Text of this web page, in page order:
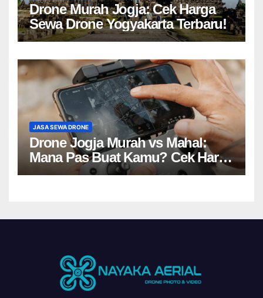
Drone Murah Jogja: Cek Harga
Sewa Drone Yogyakarta Terbaru!
JASA SEWA DRONE
Drone Jogja Murah vs Mahal:
Mana Pas Buat Kamu? Cek Harga
Sewa Drone Yogyakarta!